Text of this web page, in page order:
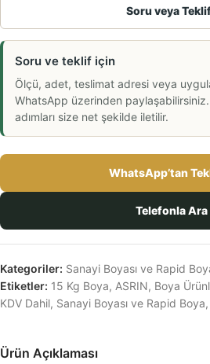
Soru veya
Soru ve teklif için
Ölçü, adet, teslimat adresi veya
WhatsApp üzerinden
adımları size net şekilde iletilir.
WhatsApp’tan
Telefonla Ara
Kategoriler: Sanayi Boyası ve Rapid
Etiketler: 15 Kg Boya, ASRIN, Boya
KDV Dahil, Sanayi Boyası ve Rapid Boya,
Ürün Açıklaması